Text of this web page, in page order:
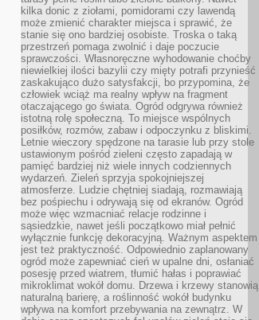
kilka donic z ziołami, pomidorami czy lawendą
może zmienić charakter miejsca i sprawić, że
stanie się ono bardziej osobiste. Troska o taką
przestrzeń pomaga zwolnić i daje poczucie
sprawczości. Własnoręczne wyhodowanie choćby
niewielkiej ilości bazylii czy mięty potrafi przynieść
zaskakująco dużo satysfakcji, bo przypomina, że
człowiek wciąż ma realny wpływ na fragment
otaczającego go świata. Ogród odgrywa również
istotną rolę społeczną. To miejsce wspólnych
posiłków, rozmów, zabaw i odpoczynku z bliskimi.
Letnie wieczory spędzone na tarasie lub przy stole
ustawionym pośród zieleni często zapadają w
pamięć bardziej niż wiele innych codziennych
wydarzeń. Zieleń sprzyja spokojniejszej
atmosferze. Ludzie chętniej siadają, rozmawiają
bez pośpiechu i odrywają się od ekranów. Ogród
może więc wzmacniać relacje rodzinne i
sąsiedzkie, nawet jeśli początkowo miał pełnić
wyłącznie funkcję dekoracyjną. Ważnym aspektem
jest też praktyczność. Odpowiednio zaplanowany
ogród może zapewniać cień w upalne dni, osłaniać
posesję przed wiatrem, tłumić hałas i poprawiać
mikroklimat wokół domu. Drzewa i krzewy stanowią
naturalną barierę, a roślinność wokół budynku
wpływa na komfort przebywania na zewnątrz. W